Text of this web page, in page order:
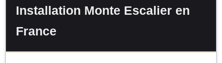
Installation Monte Escalier en
France